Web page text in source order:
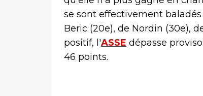
se sont effectivement
Beric (20e), de Nordin (30e),
positif, l'ASSE dépasse
46 points.